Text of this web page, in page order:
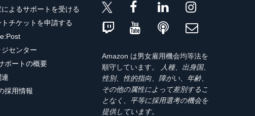
よるサポートを受ける
チケットを申請する
センター
ポートの概要
採用情報
Amazon は男女雇用機会均等法を
順守しています。
人種、出身国、
性別、性的指向、障がい、年齢、
その他の属性によって差別するこ
となく、平等に採用選考の機会を
提供しています。